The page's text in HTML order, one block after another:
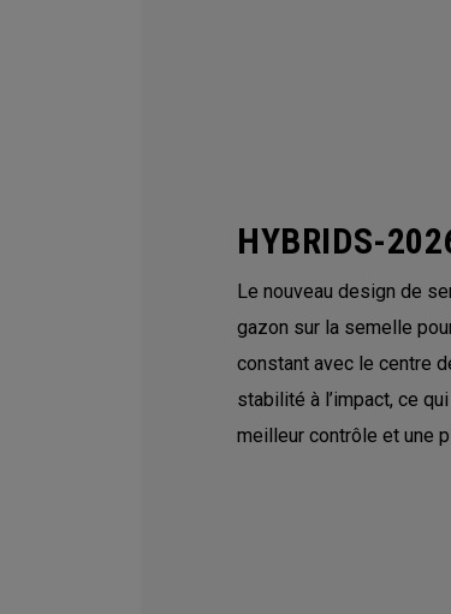
HYBRIDS-
Le nouveau design de
gazon sur la semelle
constant avec le centre
stabilité à l’impact, ce
meilleur contrôle et une